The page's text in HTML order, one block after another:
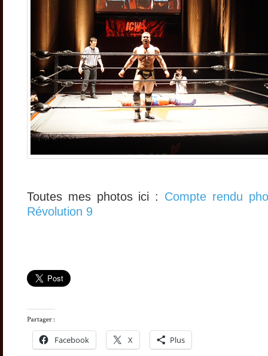
Toutes mes photos ici : Compte rendu
Révolution 9
Facebook X Plus